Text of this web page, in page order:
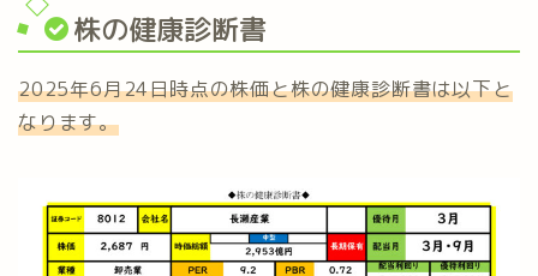
株の健康診断書
2025年6月24日時点の株価と株の健康診断書は以下と
なります。